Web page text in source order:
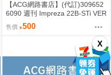
X
【ACG網路書店】(代訂)309652
6090 週刊 Impreza 22B-STi VER
SION をつくる (7)
售價 500